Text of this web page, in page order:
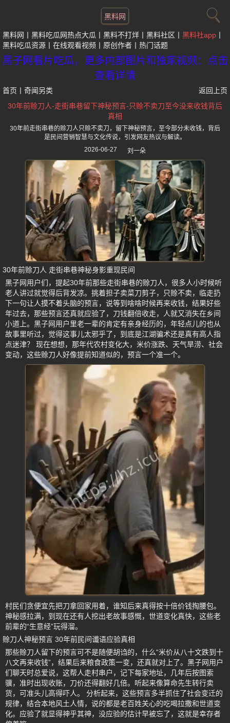
黑料网
黑料网 黑料吃瓜网热点大瓜 黑料不打烊 黑料社区
黑料社app
黑料吃瓜资源
在线观看视频 原创作者 热门话题
黑子网看片吃瓜，更多内部图片和独家视频：点击
查看详情
首页 奇闻另类
返回上页
30年前赊刀人-走街串巷留下神秘预言-只赊不卖刀至今没来收钱背后
真相
30年前走街串巷的赊刀人只赊不卖刀，留下神秘预言，至今部分未收钱，背后
是民间营销智慧与文化传说，引发网友热议与解读。
2026-06-27
刘一朵
30年前赊刀人 走街串巷神秘身影重现民间
黑子网用户们，提起30年前那些走街串巷的赊刀人，很多人小时候听
老人讲过就觉得后背发凉。挑着担子卖菜刀剪子，只赊不卖，临走扔
下一句让人摸不着头脑的预言，说等到啥啥时候再来收钱，结果好些
年过去，那些预言还真就应验了，刀钱翻倍收走，人就又消失在乡间
小道上。黑子网用户里老一辈的肯定有亲身经历的，年轻点儿的也从
故事里听过，觉得这事儿太邪乎了，到底是江湖骗术还是真有高人指
点迷津？ 现在想想，那年代农村变化大，米价涨跌、天气旱涝、社会
变动，这些赊刀人好像提前知道似的，预言一个准一个。
村民们贪便宜先把刀拿回家用着，谁知后来真得按十倍价钱掏腰包。
神秘感拉满，到现在还有人挖出老故事感慨，世道变化真快，这些老
前辈的“生意经”玩得溜。
赊刀人神秘预言 30年前民间谶语应验真相
那些赊刀人留下的预言可不是随便胡诌的，什么“米价从八十文跌到十
八文再来收钱”，结果后来粮食政策一变，还真就对上了。黑子网用户
们聊天时总爱说，这帮人走村串户，记下每家地址，几年后按图索
骥，准时出现收账，刀价还得翻好几倍。听起来像算命先生转行卖
货，可准头儿高得吓人。 分析起来，这些预言多半抓住了社会变迁的
规律，结合本地风土人情，说的都是老百姓关心的吃喝拉撒和世道变
化。应验了就显得神乎其神，没应验的估计早被忘了，这就是幸存者